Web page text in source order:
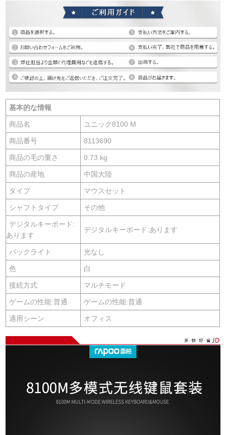
基本的な情報
商品名 ユニック8100 M
商品番号 8113690
商品の毛の重さ 0.73 kg
商品の産地 中国大陸
タイプ マウスセット
シャフトタイプ その他
デジタルキーボード:
あります
デジタルキーボード:あります
バックライト 光なし
色 白
接続方式 マルチモード
ゲームの性能:普通 ゲームの性能:普通
適用シーン オフィス